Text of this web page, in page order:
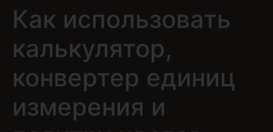
Как использовать
калькулятор,
конвертер единиц
измерения и